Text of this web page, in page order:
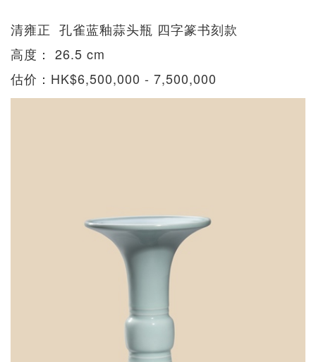
清雍正 孔雀蓝釉蒜头瓶 四字篆书刻款
高度： 26.5 cm
估价：HK$6,500,000 - 7,500,000